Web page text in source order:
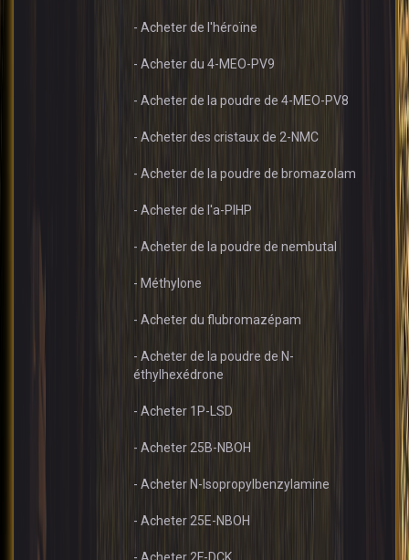
- Acheter de l'héroïne
- Acheter du 4-MEO-PV9
- Acheter de la poudre de 4-MEO-PV8
- Acheter des cristaux de 2-NMC
- Acheter de la poudre de bromazolam
- Acheter de l'a-PIHP
- Acheter de la poudre de nembutal
- Méthylone
- Acheter du flubromazépam
- Acheter de la poudre de N-
éthylhexédrone
- Acheter 1P-LSD
- Acheter 25B-NBOH
- Acheter N-Isopropylbenzylamine
- Acheter 25E-NBOH